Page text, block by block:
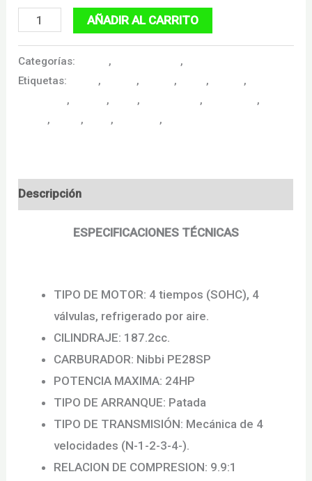
YCF
BIGY
XL
AÑADIR AL CARRITO
Categorías: , ,
Etiquetas:
, , , ,
,
, , , ,
,
, , , ,
Descripción
ESPECIFICACIONES TÉCNICAS
TIPO DE MOTOR: 4 tiempos (SOHC), 4
válvulas, refrigerado por aire.
CILINDRAJE: 187.2cc.
CARBURADOR: Nibbi PE28SP
POTENCIA MAXIMA: 24HP
TIPO DE ARRANQUE: Patada
TIPO DE TRANSMISIÓN: Mecánica de 4
velocidades (N-1-2-3-4-).
RELACION DE COMPRESION: 9.9:1